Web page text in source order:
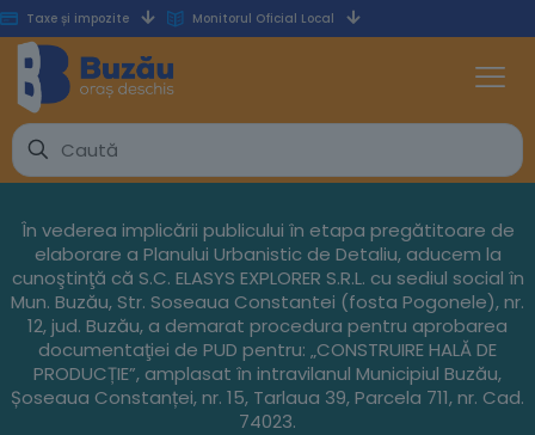
Taxe și impozite Monitorul Oficial Local
În vederea implicării publicului în etapa pregătitoare de
elaborare a Planului Urbanistic de Detaliu, aducem la
cunoştinţă că S.C. ELASYS EXPLORER S.R.L. cu sediul social în
Mun. Buzău, Str. Soseaua Constantei (fosta Pogonele), nr.
12, jud. Buzău, a demarat procedura pentru aprobarea
documentaţiei de PUD pentru: „CONSTRUIRE HALĂ DE
PRODUCȚIE”, amplasat în intravilanul Municipiul Buzău,
Șoseaua Constanței, nr. 15, Tarlaua 39, Parcela 711, nr. Cad.
74023.